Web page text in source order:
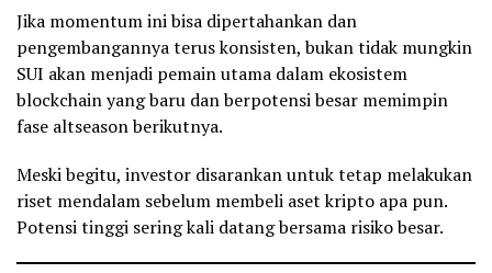
Jika momentum ini bisa dipertahankan dan
pengembangannya terus konsisten, bukan tidak mungkin
SUI akan menjadi pemain utama dalam ekosistem
blockchain yang baru dan berpotensi besar memimpin
fase altseason berikutnya.
Meski begitu, investor disarankan untuk tetap melakukan
riset mendalam sebelum membeli aset kripto apa pun.
Potensi tinggi sering kali datang bersama risiko besar.